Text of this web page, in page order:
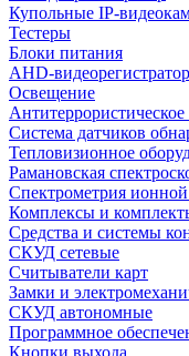
Купольные IP-
Тестеры
Блоки питания
AHD-
Освещение
Cистема датчиков
Тепловизионное
Рамановская
Спектрометрия
Комплексы и
Средства и системы
СКУД сетевые
Считыватели карт
Замки и
СКУД автономные
Программное
Кнопки выхода